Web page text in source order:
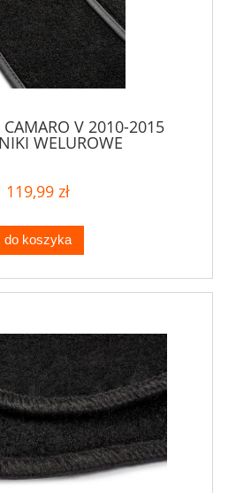
CAMARO V 2010-2015
WELUROWE
119,99 zł
do koszyka